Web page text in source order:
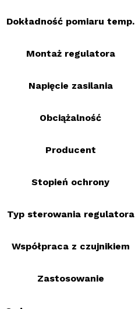
Dokładność pomiaru temp.
Montaż regulatora
Napięcie zasilania
Obciążalność
Producent
Stopień ochrony
Typ sterowania regulatora
Współpraca z czujnikiem
Zastosowanie